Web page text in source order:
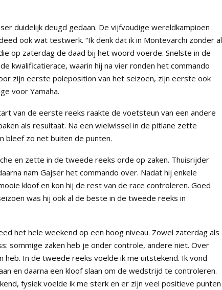
duidelijk deugd gedaan. De vijfvoudige wereldkampioen
ook wat testwerk. “Ik denk dat ik in Montevarchi zonder al
op zaterdag de daad bij het woord voerde. Snelste in de
kwalificatierace, waarin hij na vier ronden het commando
zijn eerste poleposition van het seizoen, zijn eerste ook
voor Yamaha.
van de eerste reeks raakte de voetsteun van een andere
als resultaat. Na een wielwissel in de pitlane zette
bleef zo net buiten de punten.
en zette in de tweede reeks orde op zaken. Thuisrijder
nam Gajser het commando over. Nadat hij enkele
kloof en kon hij de rest van de race controleren. Goed
was hij ook al de beste in de tweede reeks in
het hele weekend op een hoog niveau. Zowel zaterdag als
sommige zaken heb je onder controle, andere niet. Over
In de tweede reeks voelde ik me uitstekend. Ik vond
en daarna een kloof slaan om de wedstrijd te controleren.
fysiek voelde ik me sterk en er zijn veel positieve punten